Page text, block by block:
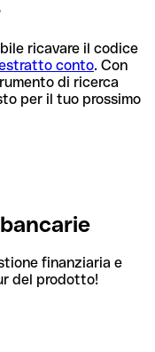
ricavare il codice
conto. Con
di ricerca
per il tuo prossimo
finanziaria e
del prodotto!